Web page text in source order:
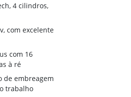
4 cilindros,
com excelente
com 16
à ré
de embreagem
trabalho